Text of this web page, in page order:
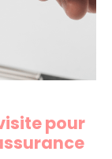
pour